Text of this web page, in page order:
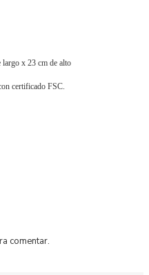
largo x 23 cm de alto
certificado FSC.
comentar.